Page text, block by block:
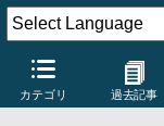
カテゴリ 過去記事